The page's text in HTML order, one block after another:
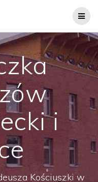
i
Kościuszki w